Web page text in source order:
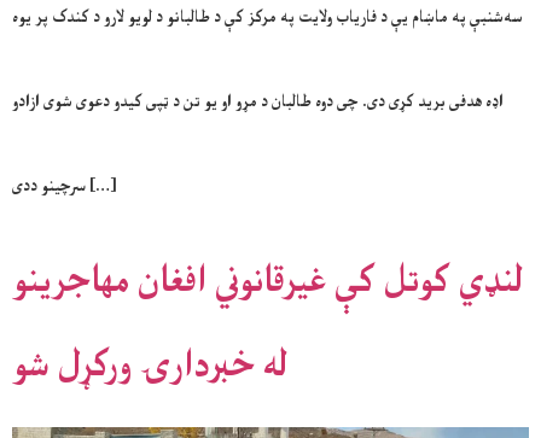
سه‌شنبې په ماښام یې د فاریاب ولایت په مرکز کې د طالبانو د لویو لارو د کندک پر یوه
اډه هدفی برید کړی دی. چی دوه طالبان د مړو او یو تن د ټپی کیدو دعوی شوی ازادو
سرچینو ددی […]
لنډي کوتل کې غیرقانوني افغان مهاجرینو
له خبردارۍ ورکړل شو